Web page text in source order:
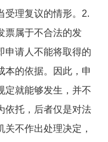
受理复议的情形。2.
票属于不合法的发
申请人不能将取得的
本的依据。因此，申
定就能够发生，并不
依托，后者仅是对法
不作出处理决定，